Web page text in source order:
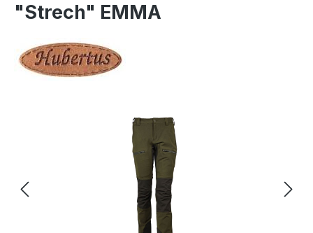
"Strech" EMMA
Bildergalerie überspringen